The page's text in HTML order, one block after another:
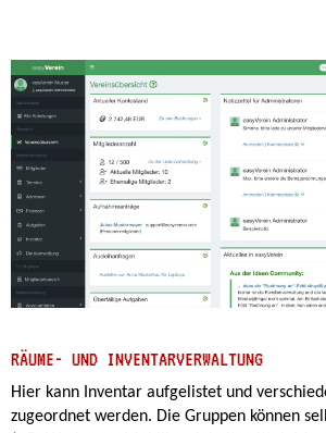
RÄUME- UND INVENTARVERWALTUNG
Hier kann Inventar aufgelistet und
zugeordnet werden. Die Gruppen können